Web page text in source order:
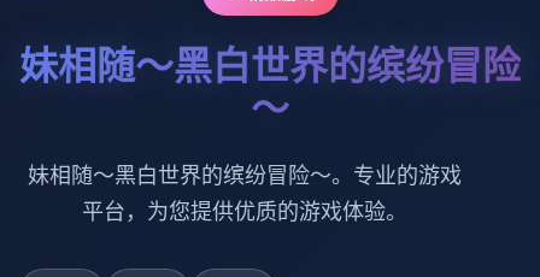
妹相随～黑白世界的缤纷冒险
～
妹相随～黑白世界的缤纷冒险～。专业的游戏
平台，为您提供优质的游戏体验。